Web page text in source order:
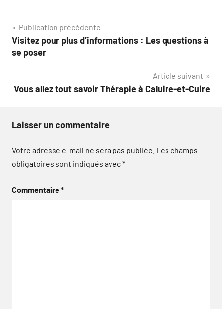
Navigation
de
Publication précédente
Visitez pour plus d’informations : Les questions à
se poser
Article suivant
Vous allez tout savoir Thérapie à Caluire-et-Cuire
Laisser un commentaire
Votre adresse e-mail ne sera pas publiée. Les champs
obligatoires sont indiqués avec*
Commentaire*